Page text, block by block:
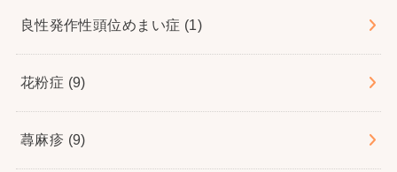
良性発作性頭位めまい症 (1)
花粉症 (9)
蕁麻疹 (9)